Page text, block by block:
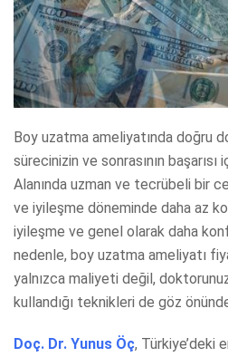
Boy uzatma ameliyatında doğru
sürecinizin ve sonrasının
Alanında uzman ve tecrübeli bir
ve iyileşme döneminde daha az
iyileşme ve genel olarak daha
nedenle, boy uzatma ameliyatı
yalnızca maliyeti değil,
kullandığı teknikleri de göz
Doç. Dr. Yunus Öç, Türkiye’deki